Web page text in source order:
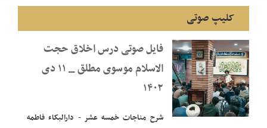
فایل صوتی درس اخلاق حجت
الاسلام موسوی مطلق _ ۱۱ دی
۱۴۰۲
شرح مناجات خمسه عشر - دارالبکاء فاطمه